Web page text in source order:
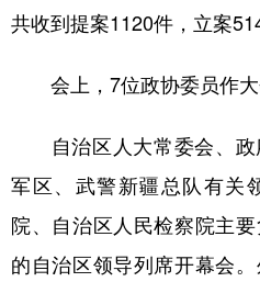
共收到提案1120件，立案
会上，7位政协委员作大
自治区人大常委会、政
军区、武警新疆总队有关
院、自治区人民检察院主
的自治区领导列席开幕会